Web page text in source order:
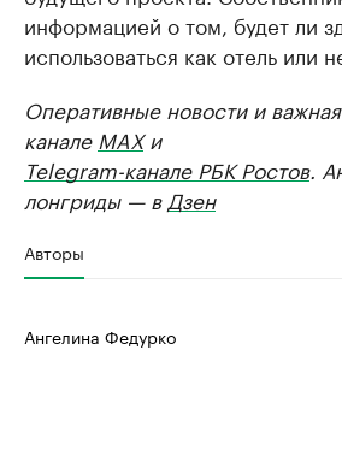
информацией о том, будет ли
использоваться как отель или
Оперативные новости и
канале MAXи
Telegram-канале РБК Ростов.
лонгриды — в Дзен
Авторы
Ангелина Федурко